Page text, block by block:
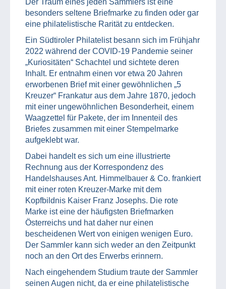
besonders seltene Briefmarke zu finden oder gar
eine philatelistische Rarität zu entdecken.
Ein Südtiroler Philatelist besann sich im Frühjahr
2022 während der COVID-19 Pandemie seiner
„Kuriositäten“ Schachtel und sichtete deren
Inhalt. Er entnahm einen vor etwa 20 Jahren
erworbenen Brief mit einer gewöhnlichen „5
Kreuzer“ Frankatur aus dem Jahre 1870, jedoch
mit einer ungewöhnlichen Besonderheit, einem
Waagzettel für Pakete, der im Innenteil des
Briefes zusammen mit einer Stempelmarke
aufgeklebt war.
Dabei handelt es sich um eine illustrierte
Rechnung aus der Korrespondenz des
Handelshauses Ant. Himmelbauer & Co. frankiert
mit einer roten Kreuzer-Marke mit dem
Kopfbildnis Kaiser Franz Josephs. Die rote
Marke ist eine der häufigsten Briefmarken
Österreichs und hat daher nur einen
bescheidenen Wert von einigen wenigen Euro.
Der Sammler kann sich weder an den Zeitpunkt
noch an den Ort des Erwerbs erinnern.
Nach eingehendem Studium traute der Sammler
seinen Augen nicht, da er eine philatelistische